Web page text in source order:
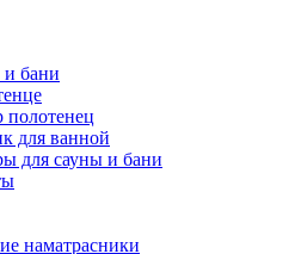
и бани
полотенец
для ванной
для сауны и бани
наматрасники